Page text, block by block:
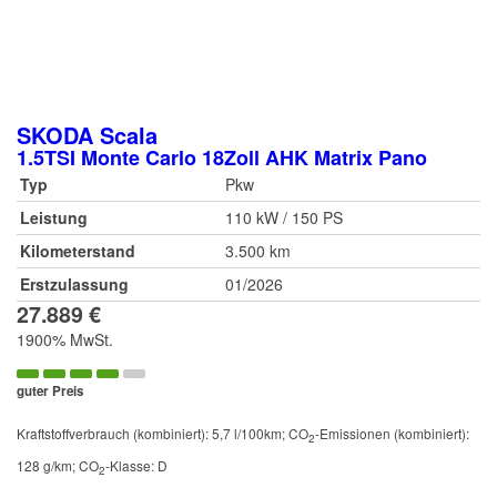
SKODA Scala
1.5TSI Monte Carlo 18Zoll AHK Matrix Pano
Typ
Pkw
Leistung
110 kW / 150 PS
Kilometerstand
3.500 km
Erstzulassung
01/2026
27.889 €
1900% MwSt.
guter Preis
Kraftstoffverbrauch (kombiniert):5,7 l/100km;CO2-Emissionen (kombiniert):
128 g/km;CO2-Klasse: D